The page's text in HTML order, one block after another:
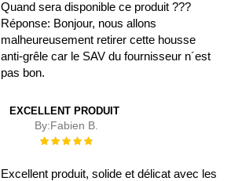
Quand sera disponible ce produit ???
Réponse: Bonjour, nous allons
malheureusement retirer cette housse
anti-grêle car le SAV du fournisseur n´est
pas bon.
EXCELLENT PRODUIT
By:Fabien B.
Évaluation :
Excellent produit, solide et délicat avec les